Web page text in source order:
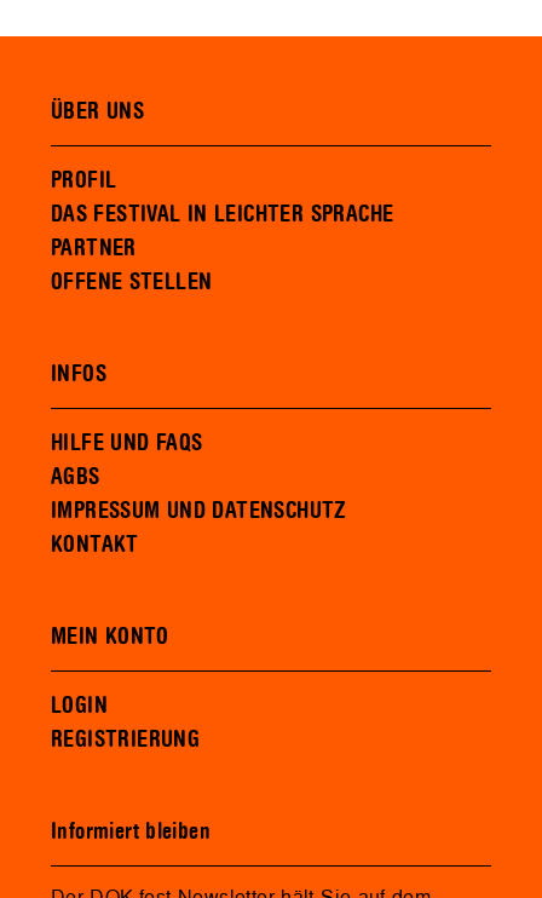
ÜBER UNS
PROFIL
DAS FESTIVAL IN LEICHTER SPRACHE
PARTNER
OFFENE STELLEN
INFOS
HILFE UND FAQS
AGBS
IMPRESSUM UND DATENSCHUTZ
KONTAKT
MEIN KONTO
LOGIN
REGISTRIERUNG
Informiert bleiben